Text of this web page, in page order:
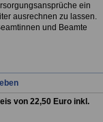
ein
ausrechnen zu lassen.
und Beamte
von 22,50 Euro inkl.